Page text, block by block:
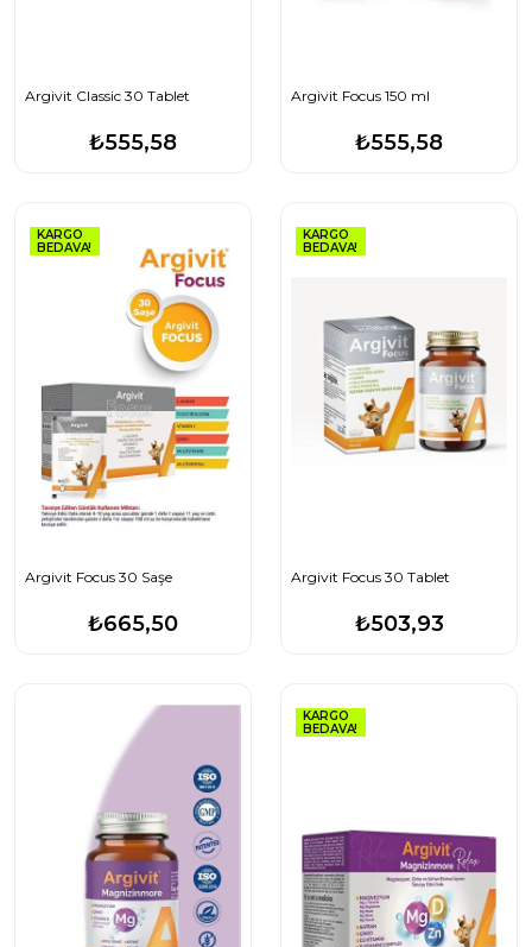
Argivit Classic 30 Tablet
₺555,58
Argivit Focus 150 ml
₺555,58
KARGO
BEDAVA!
Argivit Focus 30 Saşe
₺665,50
KARGO
BEDAVA!
Argivit Focus 30 Tablet
₺503,93
KARGO
BEDAVA!